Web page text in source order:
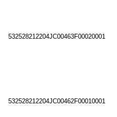
532528212204JC00463F00020001
532528212204JC00462F00010001